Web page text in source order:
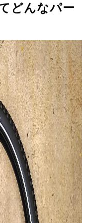
どんなパー